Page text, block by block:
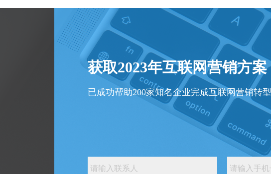
获取2023年互联网营销方案
已成功帮助200家知名企业完成互联网营销转型